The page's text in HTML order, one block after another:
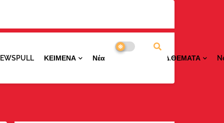
ΚΕΙΜΕΝΑ ΝέαΠΕΡΙΟΧΩΝ ΕΙΔ.ΘΕΜΑΤΑ